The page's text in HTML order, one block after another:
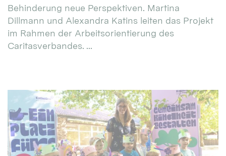
Behinderung neue Perspektiven. Martina
Dillmann und Alexandra Katins leiten das Projekt
im Rahmen der Arbeitsorientierung des
Caritasverbandes. ...